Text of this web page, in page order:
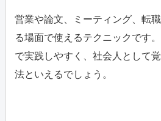
営業や論文、ミーティング、転
る場面で使えるテクニックです
で実践しやすく、社会人として
法といえるでしょう。